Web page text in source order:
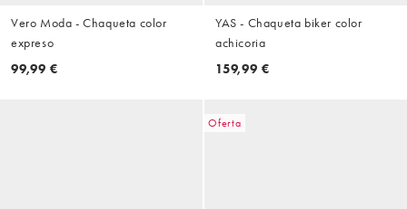
Vero Moda - Chaqueta color
expreso
99,99 €
YAS - Chaqueta biker color
achicoria
159,99 €
Oferta